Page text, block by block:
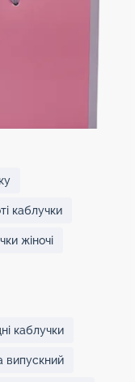
каблучки
жіночі
каблучки
випускний